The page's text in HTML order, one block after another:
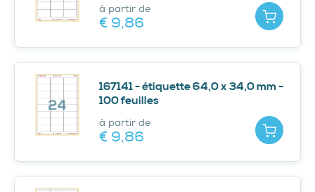
à partir de
€ 9,86
167141 - étiquette 64,0 x 34,0 mm -
100 feuilles
à partir de
€ 9,86